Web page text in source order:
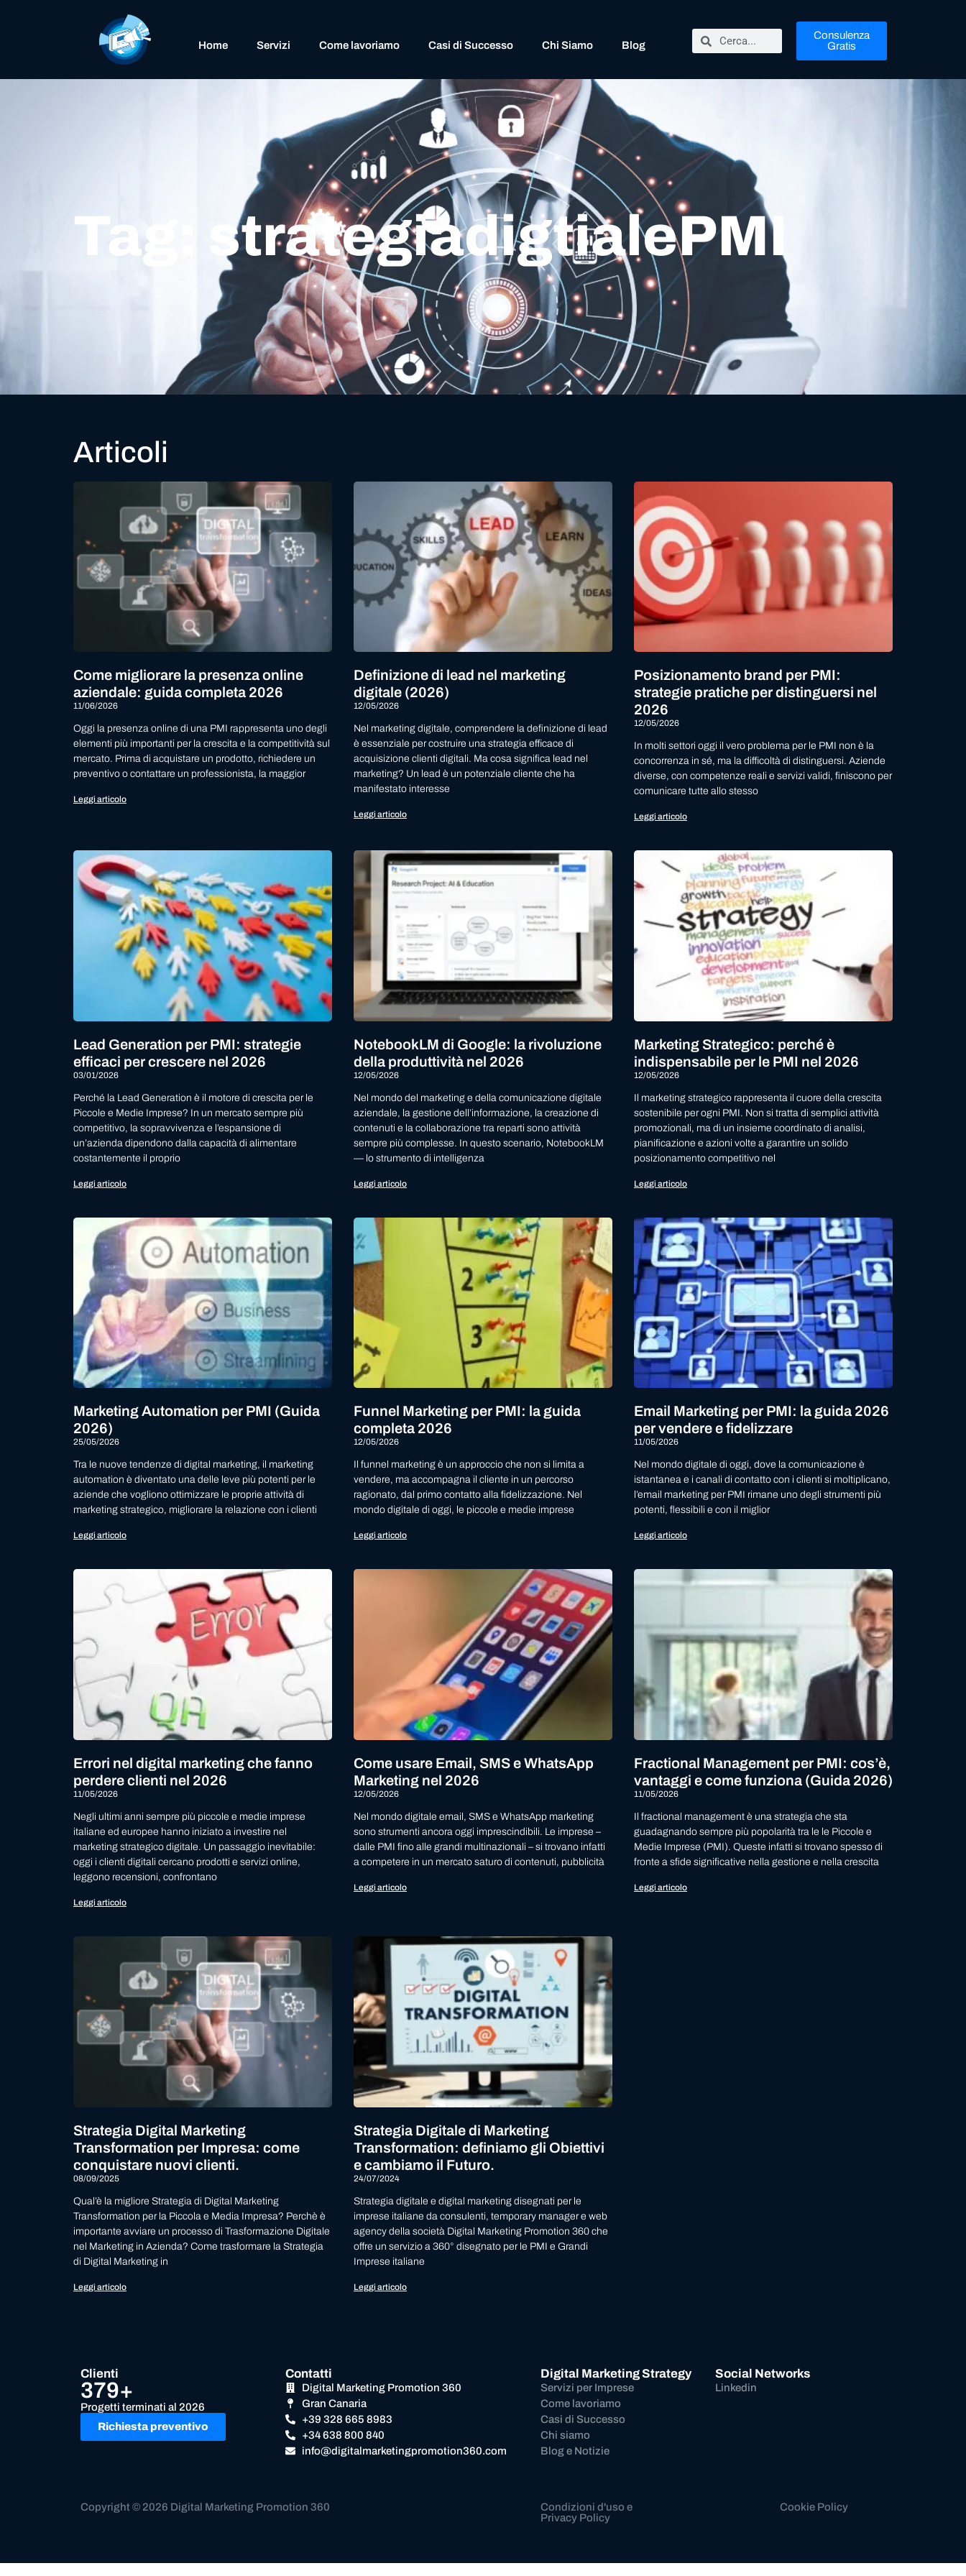
Home Servizi Come lavoriamo Casi di Successo Chi Siamo Blog
Consulenza
Gratis
Tag: strategiadigtialePMI
Articoli
Come migliorare la presenza online
aziendale: guida completa 2026
11/06/2026
Oggi la presenza online di una PMI rappresenta uno degli
elementi più importanti per la crescita e la competitività sul
mercato. Prima di acquistare un prodotto, richiedere un
preventivo o contattare un professionista, la maggior
Leggi articolo
Definizione di lead nel marketing
digitale (2026)
12/05/2026
Nel marketing digitale, comprendere la definizione di lead
è essenziale per costruire una strategia efficace di
acquisizione clienti digitali. Ma cosa significa lead nel
marketing? Un lead è un potenziale cliente che ha
manifestato interesse
Leggi articolo
Posizionamento brand per PMI:
strategie pratiche per distinguersi nel
2026
12/05/2026
In molti settori oggi il vero problema per le PMI non è la
concorrenza in sé, ma la difficoltà di distinguersi. Aziende
diverse, con competenze reali e servizi validi, finiscono per
comunicare tutte allo stesso
Leggi articolo
Lead Generation per PMI: strategie
efficaci per crescere nel 2026
03/01/2026
Perché la Lead Generation è il motore di crescita per le
Piccole e Medie Imprese? In un mercato sempre più
competitivo, la sopravvivenza e l’espansione di
un’azienda dipendono dalla capacità di alimentare
costantemente il proprio
Leggi articolo
NotebookLM di Google: la rivoluzione
della produttività nel 2026
12/05/2026
Nel mondo del marketing e della comunicazione digitale
aziendale, la gestione dell’informazione, la creazione di
contenuti e la collaborazione tra reparti sono attività
sempre più complesse. In questo scenario, NotebookLM
— lo strumento di intelligenza
Leggi articolo
Marketing Strategico: perché è
indispensabile per le PMI nel 2026
12/05/2026
Il marketing strategico rappresenta il cuore della crescita
sostenibile per ogni PMI. Non si tratta di semplici attività
promozionali, ma di un insieme coordinato di analisi,
pianificazione e azioni volte a garantire un solido
posizionamento competitivo nel
Leggi articolo
Marketing Automation per PMI (Guida
2026)
25/05/2026
Tra le nuove tendenze di digital marketing, il marketing
automation è diventato una delle leve più potenti per le
aziende che vogliono ottimizzare le proprie attività di
marketing strategico, migliorare la relazione con i clienti
Leggi articolo
Funnel Marketing per PMI: la guida
completa 2026
12/05/2026
Il funnel marketing è un approccio che non si limita a
vendere, ma accompagna il cliente in un percorso
ragionato, dal primo contatto alla fidelizzazione. Nel
mondo digitale di oggi, le piccole e medie imprese
Leggi articolo
Email Marketing per PMI: la guida 2026
per vendere e fidelizzare
11/05/2026
Nel mondo digitale di oggi, dove la comunicazione è
istantanea e i canali di contatto con i clienti si moltiplicano,
l’email marketing per PMI rimane uno degli strumenti più
potenti, flessibili e con il miglior
Leggi articolo
Errori nel digital marketing che fanno
perdere clienti nel 2026
11/05/2026
Negli ultimi anni sempre più piccole e medie imprese
italiane ed europee hanno iniziato a investire nel
marketing strategico digitale. Un passaggio inevitabile:
oggi i clienti digitali cercano prodotti e servizi online,
leggono recensioni, confrontano
Leggi articolo
Come usare Email, SMS e WhatsApp
Marketing nel 2026
12/05/2026
Nel mondo digitale email, SMS e WhatsApp marketing
sono strumenti ancora oggi imprescindibili. Le imprese –
dalle PMI fino alle grandi multinazionali – si trovano infatti
a competere in un mercato saturo di contenuti, pubblicità
Leggi articolo
Fractional Management per PMI: cos’è,
vantaggi e come funziona (Guida 2026)
11/05/2026
Il fractional management è una strategia che sta
guadagnando sempre più popolarità tra le le Piccole e
Medie Imprese (PMI). Queste infatti si trovano spesso di
fronte a sfide significative nella gestione e nella crescita
Leggi articolo
Strategia Digital Marketing
Transformation per Impresa: come
conquistare nuovi clienti.
08/09/2025
Qual’è la migliore Strategia di Digital Marketing
Transformation per la Piccola e Media Impresa? Perchè è
importante avviare un processo di Trasformazione Digitale
nel Marketing in Azienda? Come trasformare la Strategia
di Digital Marketing in
Leggi articolo
Strategia Digitale di Marketing
Transformation: definiamo gli Obiettivi
e cambiamo il Futuro.
24/07/2024
Strategia digitale e digital marketing disegnati per le
imprese italiane da consulenti, temporary manager e web
agency della società Digital Marketing Promotion 360 che
offre un servizio a 360° disegnato per le PMI e Grandi
Imprese italiane
Leggi articolo
Clienti
379+
Progetti terminati al 2026
Richiesta preventivo
Contatti
Digital Marketing Promotion 360
Gran Canaria
+39 328 665 8983
+34 638 800 840
info@digitalmarketingpromotion360.com
Digital Marketing Strategy
Servizi per Imprese
Come lavoriamo
Casi di Successo
Chi siamo
Blog e Notizie
Social Networks
Linkedin
Copyright © 2026 Digital Marketing Promotion 360
Condizioni d'uso e
Privacy Policy
Cookie Policy